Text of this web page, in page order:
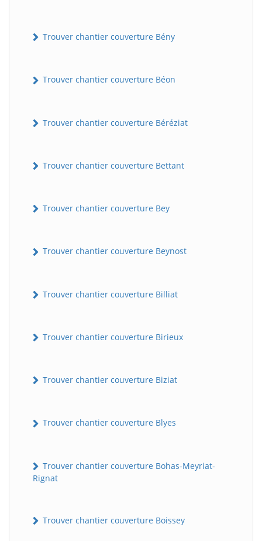
Trouver chantier couverture Bény
Trouver chantier couverture Béon
Trouver chantier couverture Béréziat
Trouver chantier couverture Bettant
Trouver chantier couverture Bey
Trouver chantier couverture Beynost
Trouver chantier couverture Billiat
Trouver chantier couverture Birieux
Trouver chantier couverture Biziat
Trouver chantier couverture Blyes
Trouver chantier couverture Bohas-Meyriat-
Rignat
Trouver chantier couverture Boissey